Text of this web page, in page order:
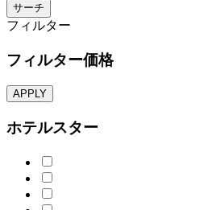
サーチ
フィルター
フィルター価格
APPLY
ホテルスター